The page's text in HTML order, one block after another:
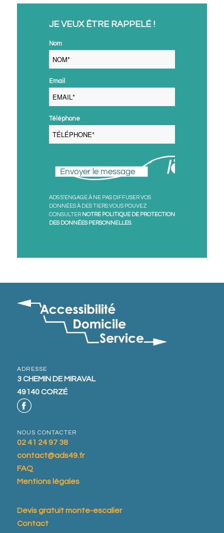
JE VEUX ÊTRE RAPPELÉ !
Nom
Email
Téléphone
Envoyer le message
ADS S'ENGAGE À NE PAS DIFFUSER VOS
DONNÉES À DES TIERS.VOUS POUVEZ
CONSULTER NOTRE POLITIQUE DE PROTECTION
DES DONNÉES PERSONNELLES.
ADRESSE
3 CHEMIN DE MIRAVAL
49140 CORZÉ
NOUS CONTACTER
02 41 24 97 38
contact@ads49.fr
FAQ
Mentions légales
Devis gratuit monte-escalier
Contact